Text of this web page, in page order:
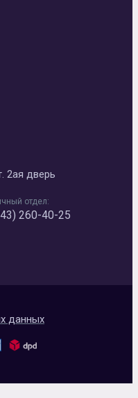
2ая дверь
отдел:
260-40-25
данных